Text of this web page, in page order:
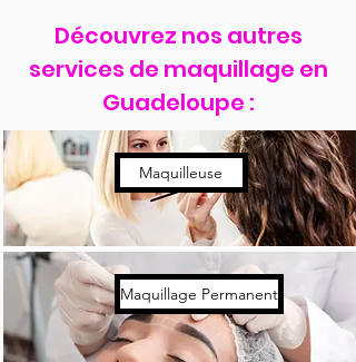
Découvrez nos autres
services de maquillage en
Guadeloupe :
Maquilleuse
Maquillage Permanent